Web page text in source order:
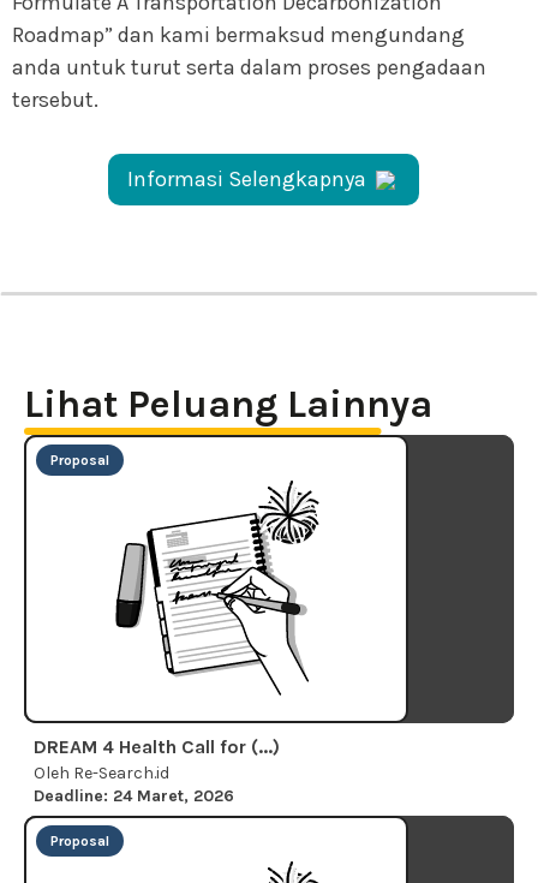
Roadmap” dan kami bermaksud mengundang
anda untuk turut serta dalam proses pengadaan
tersebut.
Informasi Selengkapnya
Lihat Peluang Lainnya
Proposal
DREAM 4 Health Call for (...)
Oleh Re-Search.id
Deadline: 24 Maret, 2026
Proposal